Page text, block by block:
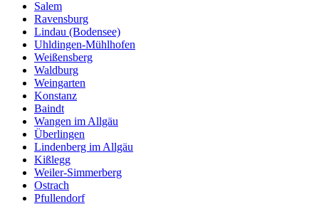
Salem
Ravensburg
Lindau (Bodensee)
Uhldingen-Mühlhofen
Weißensberg
Waldburg
Weingarten
Konstanz
Baindt
Wangen im Allgäu
Überlingen
Lindenberg im Allgäu
Kißlegg
Weiler-Simmerberg
Ostrach
Pfullendorf